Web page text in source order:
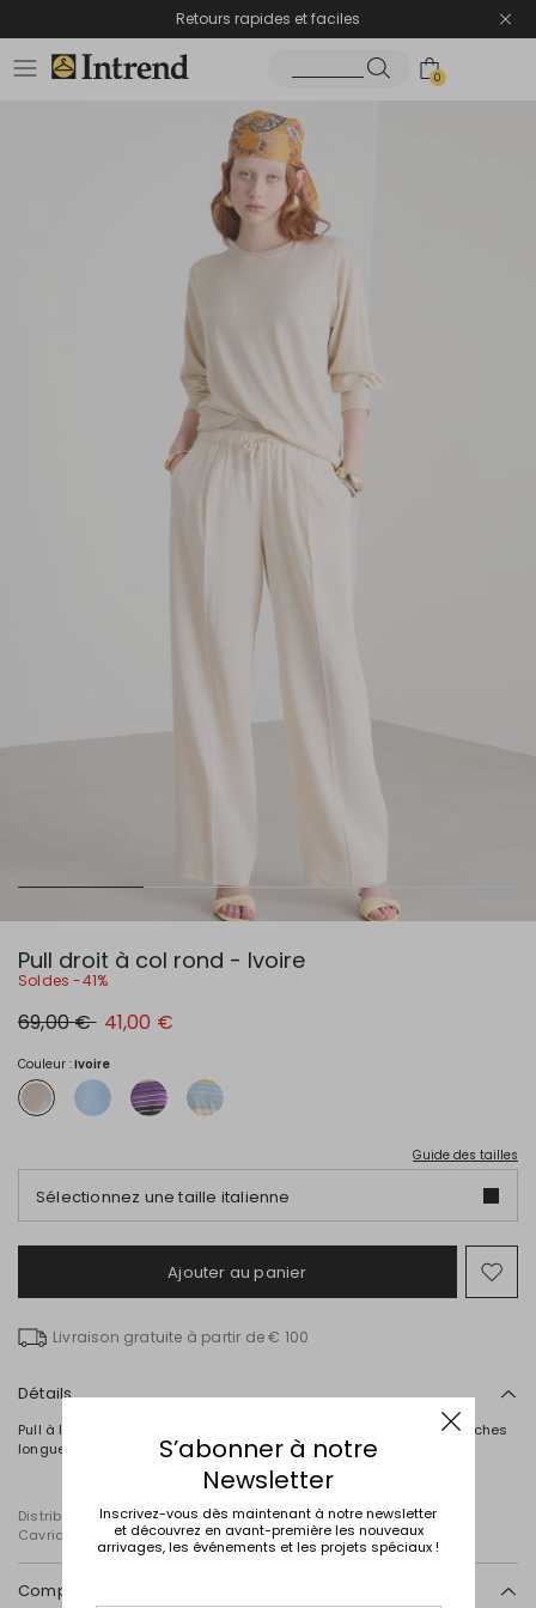
Retours rapides et faciles
0
Pull droit à col rond - Ivoire
Soldes -41%
Prix
original
€
69,00 €
Nouveau
prix
€
41,00 €
Couleur :Ivoire
Guide des tailles
Sélectionnez une taille italienne
Ajouter au panier
Livraison gratuite à partir de € 100
Détails
Pull à la coupe droite en viscose mélangée, avec col rond et manches
longues.
Distribué par Diffusione Tessile S.r.l., dont le siège social est à
Cavriago, Reggio Emilia (Italie), Via Santi n° 8, 42025
Composition et lavage
S’abonner à notre
Newsletter
Inscrivez-vous dès maintenant à notre newsletter
et découvrez en avant-première les nouveaux
arrivages, les événements et les projets spéciaux !